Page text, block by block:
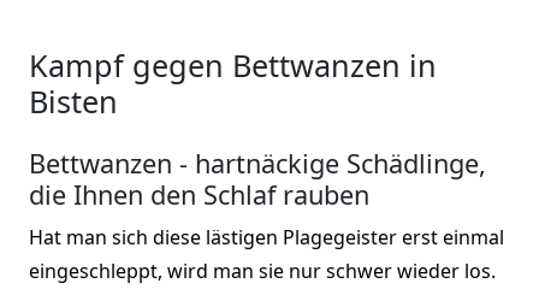
Kampf gegen Bettwanzen in
Bisten
Bettwanzen - hartnäckige Schädlinge,
die Ihnen den Schlaf rauben
Hat man sich diese lästigen Plagegeister erst einmal
eingeschleppt, wird man sie nur schwer wieder los.